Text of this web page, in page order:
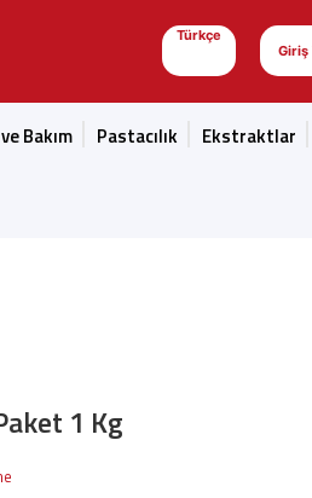
Türkçe
Giriş
Bakım Pastacılık Ekstraktlar
1 Kg